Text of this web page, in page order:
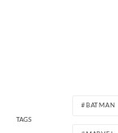
TAGS
BATMAN